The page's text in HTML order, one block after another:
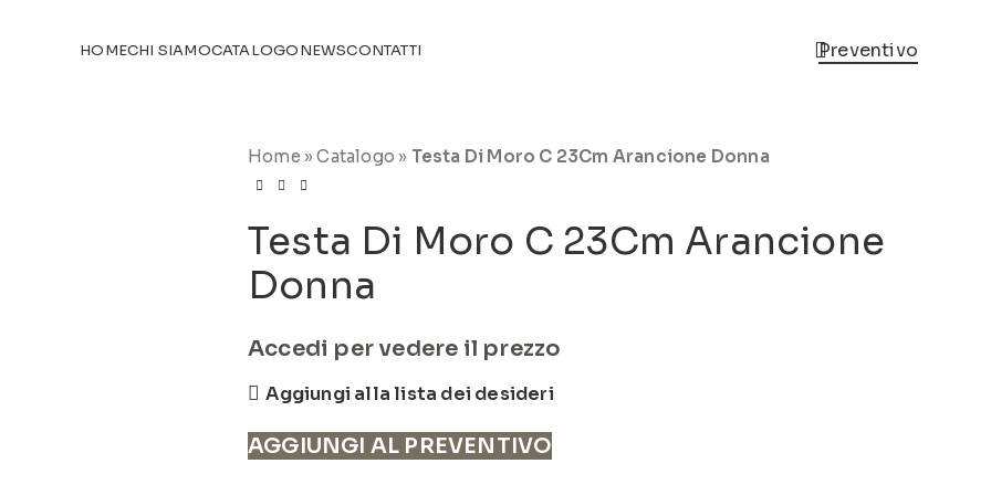
HOMECHI SIAMOCATALOGONEWSCONTATTI Preventivo
Home »Catalogo » Testa Di Moro C 23Cm Arancione Donna
Testa Di Moro C 23Cm Arancione
Donna
Accedi per vedere il prezzo
Aggiungi alla lista dei desideri
AGGIUNGI AL PREVENTIVO